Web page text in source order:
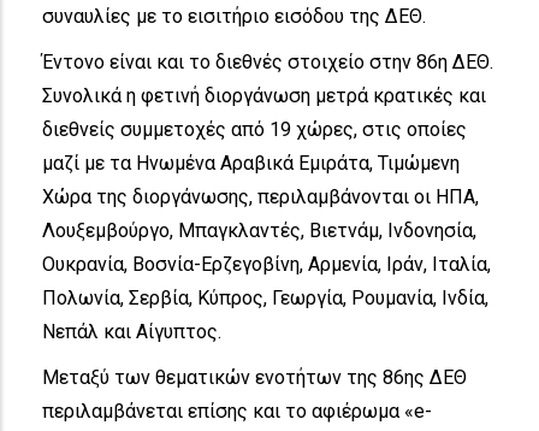
συναυλίες με το εισιτήριο εισόδου της ΔΕΘ.
Έντονο είναι και το διεθνές στοιχείο στην 86η ΔΕΘ.
Συνολικά η φετινή διοργάνωση μετρά κρατικές και
διεθνείς συμμετοχές από 19 χώρες, στις οποίες
μαζί με τα Ηνωμένα Αραβικά Εμιράτα, Τιμώμενη
Χώρα της διοργάνωσης, περιλαμβάνονται οι ΗΠΑ,
Λουξεμβούργο, Μπαγκλαντές, Βιετνάμ, Ινδονησία,
Ουκρανία, Βοσνία-Ερζεγοβίνη, Αρμενία, Ιράν, Ιταλία,
Πολωνία, Σερβία, Κύπρος, Γεωργία, Ρουμανία, Ινδία,
Νεπάλ και Αίγυπτος.
Μεταξύ των θεματικών ενοτήτων της 86ης ΔΕΘ
περιλαμβάνεται επίσης και το αφιέρωμα «e-